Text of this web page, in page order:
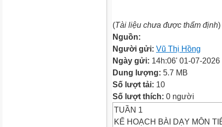
(Tài liệu chưa được thẩm định)
Nguồn:
Người gửi: Vũ Thị Hồng
Ngày gửi: 14h:06' 01-07-2026
Dung lượng: 5.7 MB
Số lượt tải: 10
Số lượt thích: 0 người
TUẦN 1
KẾ HOẠCH BÀI DẠY MÔN